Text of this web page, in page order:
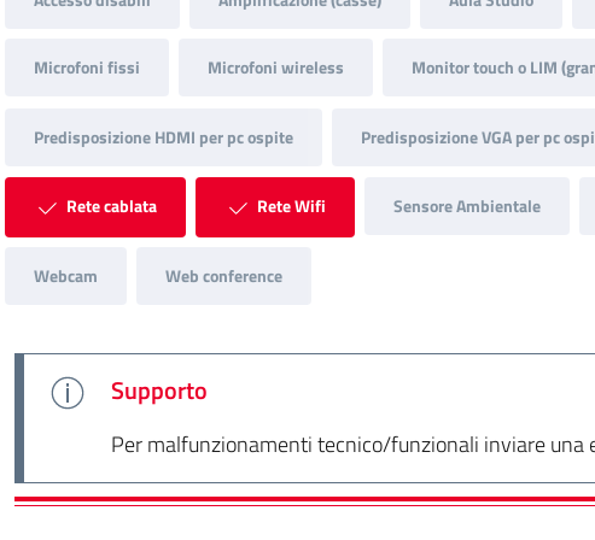
Microfoni fissi Microfoni wireless Monitor touch o LIM
Predisposizione HDMI per pc ospite Predisposizione VGA per pc
Rete cablata Rete Wifi Sensore Ambientale
Webcam Web conference
Supporto
Per malfunzionamenti tecnico/funzionali inviare una